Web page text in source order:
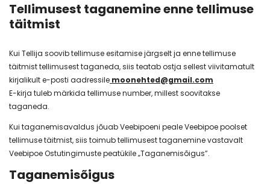
Tellimusest taganemine enne tellimuse
täitmist
Kui Tellija soovib tellimuse esitamise järgselt ja enne tellimuse
täitmist tellimusest taganeda, siis teatab ostja sellest viivitamatult
kirjalikult e-posti aadressile moonehted@gmail.com
E-kirja tuleb märkida tellimuse number, millest soovitakse
taganeda.
Kui taganemisavaldus jõuab Veebipoeni peale Veebipoe poolset
tellimuse täitmist, siis toimub tellimusest taganemine vastavalt
Veebipoe Ostutingimuste peatükile „Taganemisõigus”.
Taganemisõigus